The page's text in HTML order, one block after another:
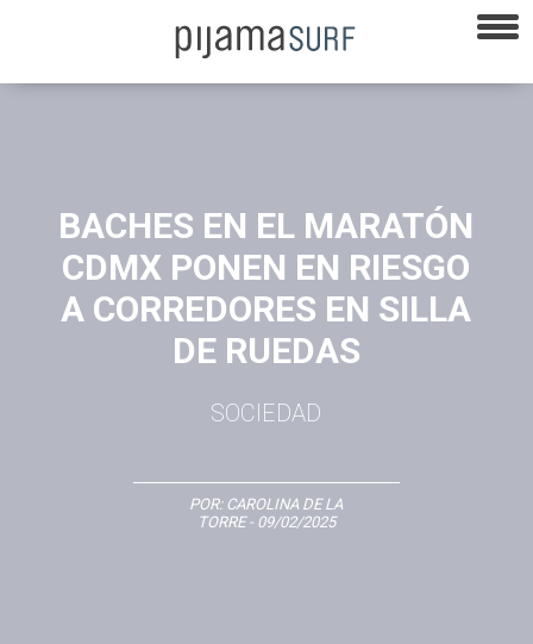
BACHES EN EL MARATÓN
CDMX PONEN EN RIESGO
A CORREDORES EN SILLA
DE RUEDAS
SOCIEDAD
POR: CAROLINA DE LA
TORRE- 09/02/2025